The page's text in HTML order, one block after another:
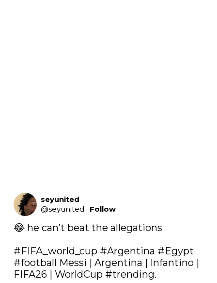
seyunited
@seyunited · Follow
😂 he can’t beat the allegations
#FIFA_world_cup #Argentina #Egypt
#football Messi | Argentina | Infantino |
FIFA26 | WorldCup #trending.